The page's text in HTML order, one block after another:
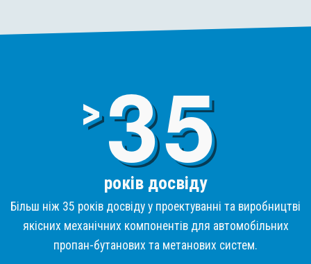
>3
років досвіду
Більш ніж 35 років досвіду у проектуванні та виробництві
якісних механічних компонентів для автомобільних
пропан-бутанових та метанових систем.